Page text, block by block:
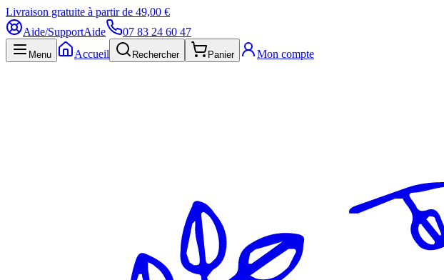
Livraison gratuite à partir de 49,00 €
Aide/SupportAide 07 83 24 60 47
Menu Accueil Rechercher Panier Mon compte